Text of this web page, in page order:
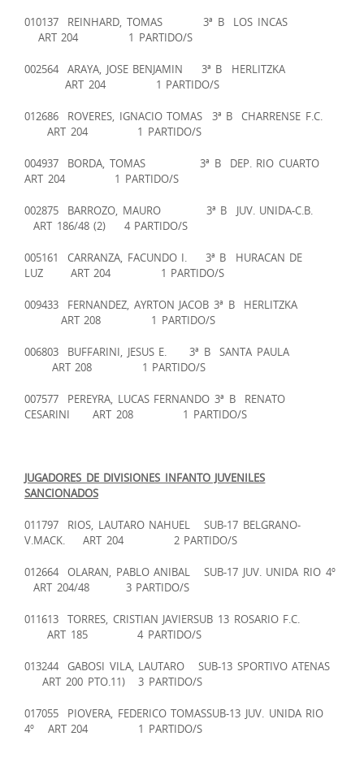
010137 REINHARD, TOMAS 3ª B LOS INCAS
ART 204 1 PARTIDO/S
002564 ARAYA, JOSE BENJAMIN 3ª B HERLITZKA
ART 204 1 PARTIDO/S
012686 ROVERES, IGNACIO TOMAS 3ª B CHARRENSE F.C.
ART 204 1 PARTIDO/S
004937 BORDA, TOMAS 3ª B DEP. RIO CUARTO
ART 204 1 PARTIDO/S
002875 BARROZO, MAURO 3ª B JUV. UNIDA-C.B.
ART 186/48 (2) 4 PARTIDO/S
005161 CARRANZA, FACUNDO I. 3ª B HURACAN DE
LUZ ART 204 1 PARTIDO/S
009433 FERNANDEZ, AYRTON JACOB 3ª B HERLITZKA
ART 208 1 PARTIDO/S
006803 BUFFARINI, JESUS E. 3ª B SANTA PAULA
ART 208 1 PARTIDO/S
007577 PEREYRA, LUCAS FERNANDO 3ª B RENATO
CESARINI ART 208 1 PARTIDO/S
JUGADORES DE DIVISIONES INFANTO JUVENILES
SANCIONADOS
011797 RIOS, LAUTARO NAHUEL SUB-17 BELGRANO-
V.MACK. ART 204 2 PARTIDO/S
012664 OLARAN, PABLO ANIBAL SUB-17 JUV. UNIDA RIO 4º
ART 204/48 3 PARTIDO/S
011613 TORRES, CRISTIAN JAVIERSUB 13 ROSARIO F.C.
ART 185 4 PARTIDO/S
013244 GABOSI VILA, LAUTARO SUB-13 SPORTIVO ATENAS
ART 200 PTO.11) 3 PARTIDO/S
017055 PIOVERA, FEDERICO TOMASSUB-13 JUV. UNIDA RIO
4º ART 204 1 PARTIDO/S